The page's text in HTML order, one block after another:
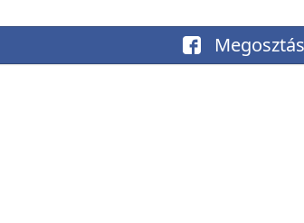
Megosztás